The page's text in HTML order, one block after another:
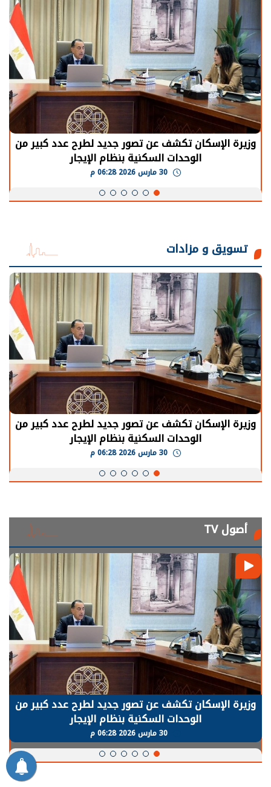
الرئيس السيسي: توقف الأنشطة في قطاع الطاقة
يحتاج إلى سنوات لعودة معدلات الإنتاج الطبيعية
تسويق و مزادات
الرئيس السيسي: توقف الأنشطة في قطاع الطاقة
يحتاج إلى سنوات لعودة معدلات الإنتاج الطبيعية
أصول TV
الرئيس السيسي: توقف الأنشطة في قطاع الطاقة
يحتاج إلى سنوات لعودة معدلات الإنتاج الطبيعية